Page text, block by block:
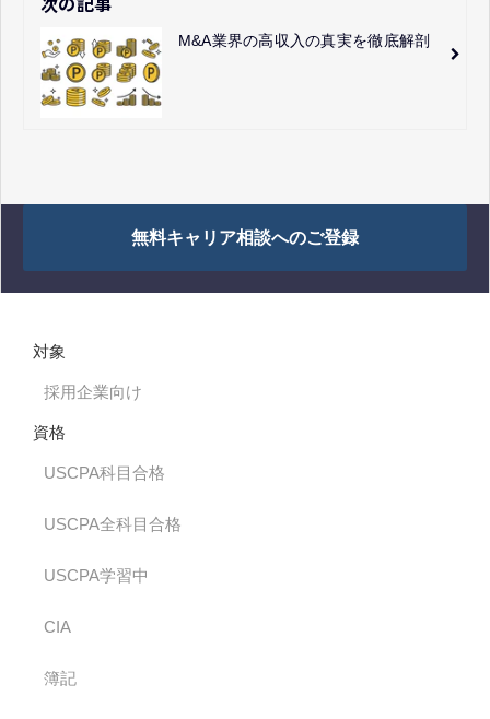
M&A業界の高収入の真実を徹底解剖
無料キャリア相談へのご登録
対象
採用企業向け
資格
USCPA科目合格
USCPA全科目合格
USCPA学習中
CIA
簿記